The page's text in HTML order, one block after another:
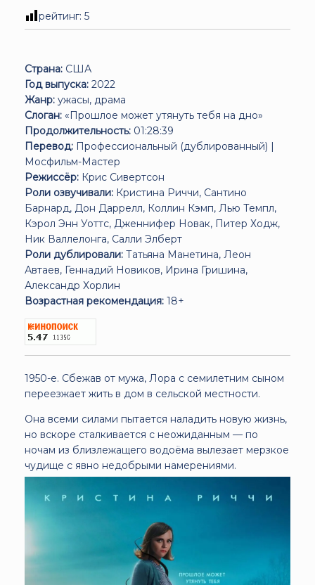
рейтинг: 5
Страна: США
Год выпуска: 2022
Жанр: ужасы, драма
Слоган: «Прошлое может утянуть тебя на дно»
Продолжительность: 01:28:39
Перевод: Профессиональный (дублированный) |
Мосфильм-Мастер
Режиссёр: Крис Сивертсон
Роли озвучивали: Кристина Риччи, Сантино
Барнард, Дон Даррелл, Коллин Кэмп, Лью Темпл,
Кэрол Энн Уоттс, Дженнифер Новак, Питер Ходж,
Ник Валлелонга, Салли Элберт
Роли дублировали: Татьяна Манетина, Леон
Автаев, Геннадий Новиков, Ирина Гришина,
Александр Хорлин
Возрастная рекомендация: 18+
1950-е. Сбежав от мужа, Лора с семилетним сыном
переезжает жить в дом в сельской местности.
Она всеми силами пытается наладить новую жизнь,
но вскоре сталкивается с неожиданным — по
ночам из близлежащего водоёма вылезает мерзкое
чудище с явно недобрыми намерениями.